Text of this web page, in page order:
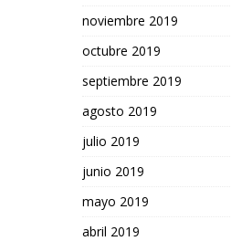
noviembre 2019
octubre 2019
septiembre 2019
agosto 2019
julio 2019
junio 2019
mayo 2019
abril 2019